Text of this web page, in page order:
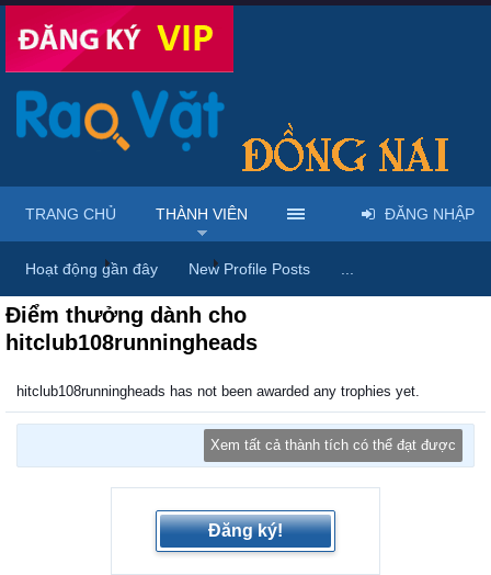
Trang chủ Thành viên hitclub108runningheads
Điểm thưởng dành cho
hitclub108runningheads
hitclub108runningheads has not been awarded any trophies yet.
Xem tất cả thành tích có thể đạt được
Đăng ký!
TRANG CHỦ THÀNH VIÊN
Hoạt động gần đây New Profile Posts
ĐĂNG NHẬP